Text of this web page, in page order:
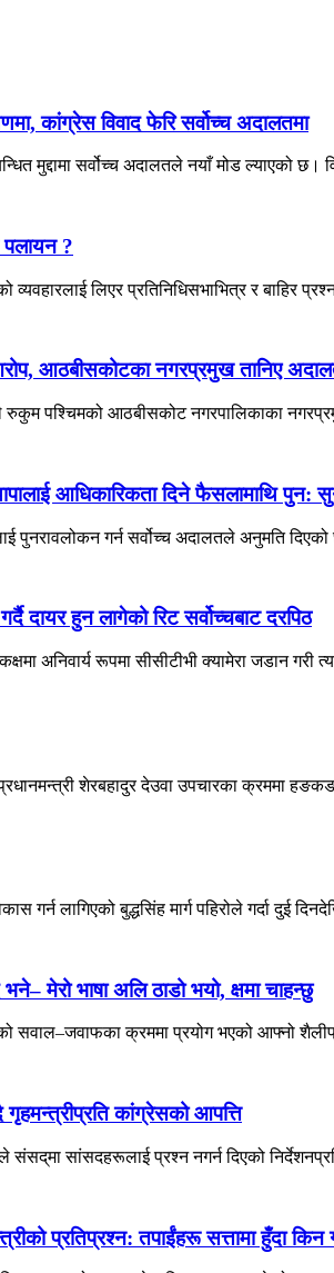
कांग्रेस विवाद फेरि सर्वोच्च अदालतमा
मुद्दामा सर्वोच्च अदालतले नयाँ मोड ल्याएको छ।
पलायन ?
व्यवहारलाई लिएर प्रतिनिधिसभाभित्र र
आठबीसकोटका नगरप्रमुख तानिए
पश्चिमको आठबीसकोट नगरपालिकाका
आधिकारिकता दिने फैसलामाथि पुन:
पुनरावलोकन गर्न सर्वोच्च अदालतले अनुमति
दायर हुन लागेको रिट सर्वोच्चबाट दरपिठ
अनिवार्य रूपमा सीसीटीभी क्यामेरा जडान
शेरबहादुर देउवा उपचारका क्रममा
गर्न लागिएको बुद्धसिंह मार्ग पहिरोले गर्दा दुई
मेरो भाषा अलि ठाडो भयो, क्षमा चाहन्छु
सवाल–जवाफका क्रममा प्रयोग भएको आफ्नो
कांग्रेसको आपत्ति
सांसदहरूलाई प्रश्न नगर्न दिएको
प्रतिप्रश्न: तपाईंहरू सत्तामा हुँदा किन